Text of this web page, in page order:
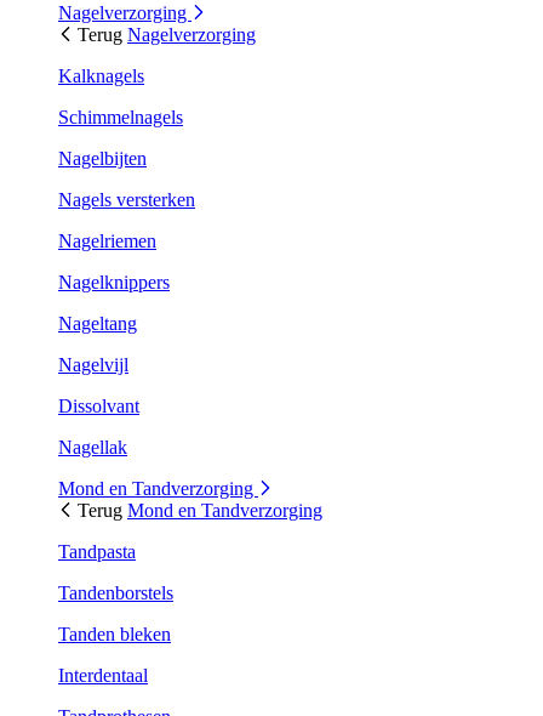
Nagelverzorging
Terug Nagelverzorging
Kalknagels
Schimmelnagels
Nagelbijten
Nagels versterken
Nagelriemen
Nagelknippers
Nageltang
Nagelvijl
Dissolvant
Nagellak
Mond en Tandverzorging
Terug Mond en Tandverzorging
Tandpasta
Tandenborstels
Tanden bleken
Interdentaal